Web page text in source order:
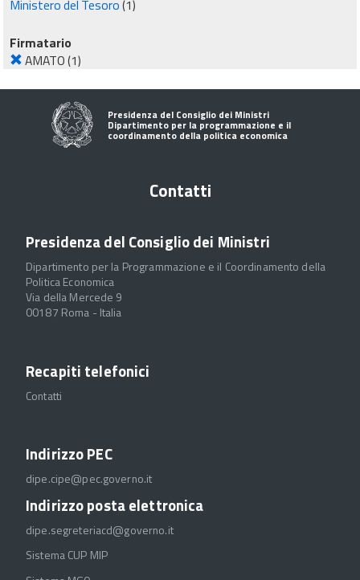
Ministero del Tesoro(1)
Firmatario
AMATO(1)
Presidenza del Consiglio dei Ministri
Dipartimento per la programmazione e il
coordinamento della politica economica
Contatti
Presidenza del Consiglio dei Ministri
Dipartimento per la Programmazione e il Coordinamento della
Politica Economica
Via della Mercede 9
00187 Roma - Italia
Recapiti telefonici
Contatti
Indirizzo PEC
dipe.cipe@pec.governo.it
Indirizzo posta elettronica
dipe.segreteriacd@governo.it
Sistema CUP MIP